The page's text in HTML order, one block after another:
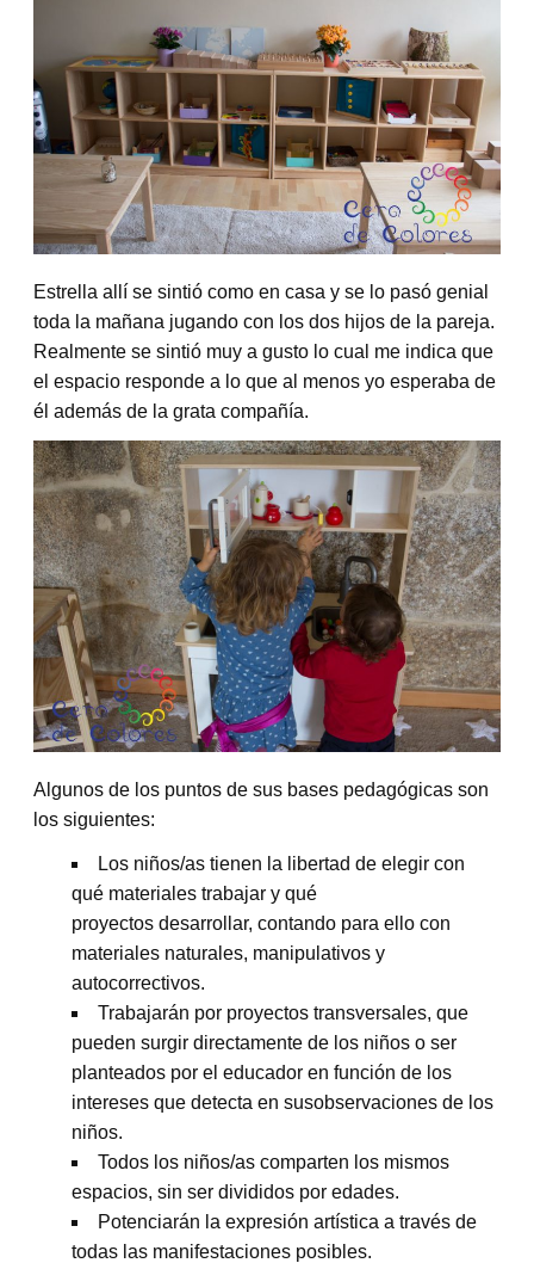
Estrella allí se sintió como en casa y se lo pasó genial
toda la mañana jugando con los dos hijos de la pareja.
Realmente se sintió muy a gusto lo cual me indica que
el espacio responde a lo que al menos yo esperaba de
él además de la grata compañía.
Algunos de los puntos de sus bases pedagógicas son
los siguientes:
Los niños/as tienen la libertad de elegir con
qué materiales trabajar y qué
proyectos desarrollar, contando para ello con
materiales naturales, manipulativos y
autocorrectivos.
Trabajarán por proyectos transversales, que
pueden surgir directamente de los niños o ser
planteados por el educador en función de los
intereses que detecta en susobservaciones de los
niños.
Todos los niños/as comparten los mismos
espacios, sin ser divididos por edades.
Potenciarán la expresión artística a través de
todas las manifestaciones posibles.